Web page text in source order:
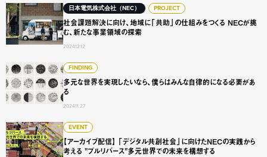
日本電気株式会社（NEC） PROJECT
社会課題解決に向け、地域に「共助」の仕組みをつくる NECが挑
む、新たな事業領域の探索
2024.12.12
社会課題解決に向け、地域に「共助」の仕組みをつくる
FINDING
多元な世界を実現したいなら、僕らはみんな自律的になる必要があ
る
2024.11.27
多元な世界を実現したいなら、僕らはみんな自律的になる必
EVENT
【アーカイブ配信】 「デジタル共創社会」に向けたNECの実践から
考える "プルリバース"多元世界での未来を構想する
【アーカイブ配信】 「デジタル共創社会」に向けたNECの